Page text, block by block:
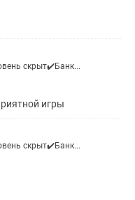
скрыт✔️Банк...
игры
скрыт✔️Банк...